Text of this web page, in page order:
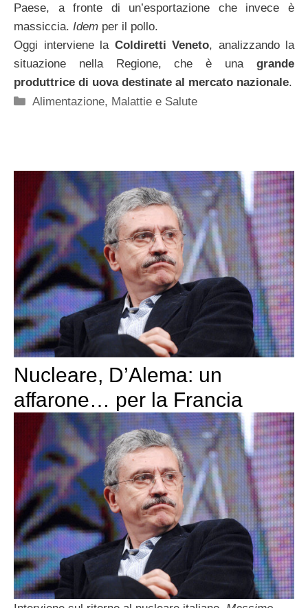
Paese, a fronte di un’esportazione che invece è
massiccia. Idem per il pollo.
Oggi interviene la Coldiretti Veneto, analizzando la
situazione nella Regione, che è una grande
produttrice di uova destinate al mercato nazionale.
Categorie
Alimentazione, Malattie e Salute
Nucleare, D’Alema: un
affarone… per la Francia